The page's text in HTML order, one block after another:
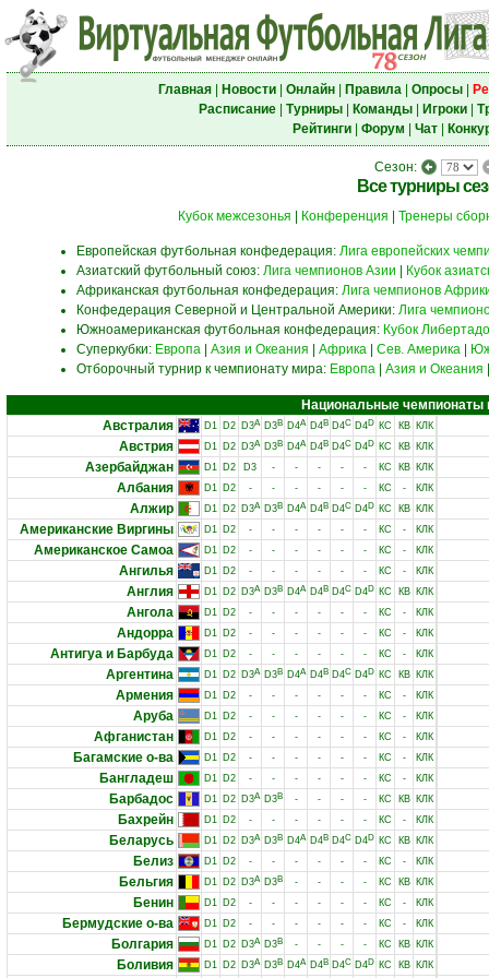
Главная| Новости| Онлайн| Правила| Опросы|
Расписание| Турниры| Команды| Игроки|
Рейтинги| Форум Чат|
Сезон:
Все турниры
Кубок межсезонья Конференция Тренеры
Европейская футбольная конфедерация: Лига европейских
Азиатский футбольный союз: Лига чемпионов Азии
Кубок
Африканская футбольная конфедерация: Лига чемпионов
Конфедерация Северной и Центральной Америки: Лига
Южноамериканская футбольная конфедерация: Кубок
Суперкубки: Европа| Азия и Океания Африка| Сев. Америка|
Отборочный турнир к чемпионату мира: Европа| Азия и Океания
Национальные чемпионаты
Австралия
D1 D2 D3A D3B D4A D4B D4C D4D КС КВ КЛК
Австрия D1 D2 D3A D3B D4A D4B D4C D4D КС КВ КЛК
Азербайджан D1 D2 D3 - - - - - КС КВ КЛК
Албания D1 D2 - - - - - - КС - КЛК
Алжир D1 D2 D3A D3B D4A D4B D4C D4D КС КВ КЛК
Американские Виргины D1 D2 - - - - - - КС - КЛК
Американское Самоа D1 D2 - - - - - - КС - КЛК
Ангилья D1 D2 - - - - - - КС - КЛК
Англия D1 D2 D3A D3B D4A D4B D4C D4D КС КВ КЛК
Ангола D1 D2 - - - - - - КС - КЛК
Андорра D1 D2 - - - - - - КС - КЛК
Антигуа и Барбуда D1 D2 - - - - - - КС - КЛК
Аргентина D1 D2 D3A D3B D4A D4B D4C D4D КС КВ КЛК
Армения D1 D2 - - - - - - КС - КЛК
Аруба D1 D2 - - - - - - КС - КЛК
Афганистан D1 D2 - - - - - - КС - КЛК
Багамские о-ва D1 D2 - - - - - - КС - КЛК
Бангладеш D1 D2 - - - - - - КС - КЛК
Барбадос D1 D2 D3A D3B - - - - КС КВ КЛК
Бахрейн D1 D2 - - - - - - КС - КЛК
Беларусь D1 D2 D3A D3B D4A D4B D4C D4D КС КВ КЛК
Белиз D1 D2 - - - - - - КС - КЛК
Бельгия D1 D2 D3A D3B - - - - КС КВ КЛК
Бенин D1 D2 - - - - - - КС - КЛК
Бермудские о-ва D1 D2 - - - - - - КС - КЛК
Болгария D1 D2 D3A D3B - - - - КС КВ КЛК
Боливия D1 D2 D3A D3B D4A D4B D4C D4D КС КВ КЛК